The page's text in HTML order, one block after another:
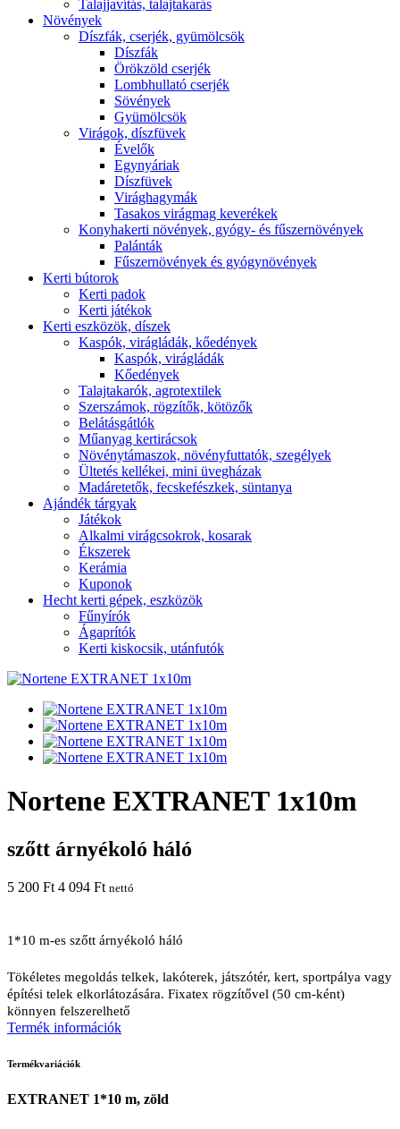
Talajjavítás, talajtakarás
Növények
Díszfák, cserjék, gyümölcsök
Díszfák
Örökzöld cserjék
Lombhullató cserjék
Sövények
Gyümölcsök
Virágok, díszfüvek
Évelők
Egynyáriak
Díszfüvek
Virághagymák
Tasakos virágmag keverékek
Konyhakerti növények, gyógy- és fűszernövények
Palánták
Fűszernövények és gyógynövények
Kerti bútorok
Kerti padok
Kerti játékok
Kerti eszközök, díszek
Kaspók, virágládák, kőedények
Kaspók, virágládák
Kőedények
Talajtakarók, agrotextilek
Szerszámok, rögzítők, kötözők
Belátásgátlók
Műanyag kertirácsok
Növénytámaszok, növényfuttatók, szegélyek
Ültetés kellékei, mini üvegházak
Madáretetők, fecskefészkek, süntanya
Ajándék tárgyak
Játékok
Alkalmi virágcsokrok, kosarak
Ékszerek
Kerámia
Kuponok
Hecht kerti gépek, eszközök
Fűnyírók
Ágaprítók
Kerti kiskocsik, utánfutók
Nortene EXTRANET 1x10m
szőtt árnyékoló háló
5 200 Ft 4 094 Ft nettó
1*10 m-es szőtt árnyékoló háló
Tökéletes megoldás telkek, lakóterek, játszótér, kert, sportpálya vagy
építési telek elkorlátozására. Fixatex rögzítővel (50 cm-ként)
könnyen felszerelhető
Termék információk
Termékvariációk
EXTRANET 1*10 m, zöld